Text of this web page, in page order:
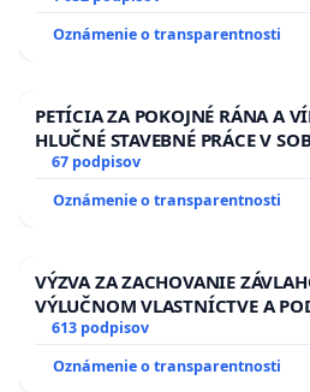
Oznámenie o transparentnosti
PETÍCIA ZA POKOJNÉ RÁNA A
HLUČNÉ STAVEBNÉ PRÁCE V
13.00 HOD., CEZ PRACOVNÝ
HOD. A PRAVIDELNÁ
ĎUMBIERSKEJ/MAGU
67 podpisov
Oznámenie o transparentnosti
VÝZVA ZA ZACHOVANIE
VÝLUČNOM VLASTNÍCTVE A
SLOVENSKEJ REPUBLIKY &
zanedbaného stavu
kanálov na Slovensku
613 podpisov
Oznámenie o transparentnosti